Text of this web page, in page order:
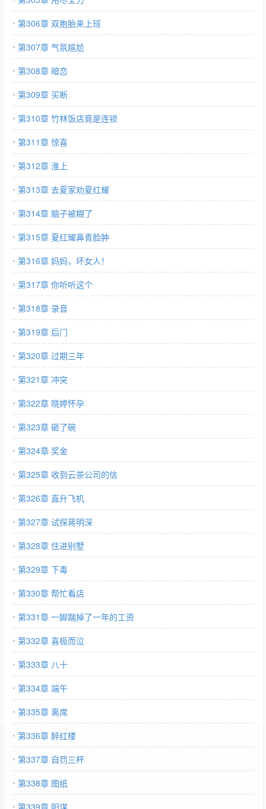
第306章 双胞胎来上班
第307章 气氛尴尬
第308章 暗恋
第309章 买断
第310章 竹林饭店竟是连锁
第311章 惊喜
第312章 淮上
第313章 去夏家劝夏红耀
第314章 脑子被糊了
第315章 夏红耀鼻青脸肿
第316章 妈妈，坏女人！
第317章 你听听这个
第318章 录音
第319章 后门
第320章 过期三年
第321章 冲突
第322章 晓婷怀孕
第323章 砸了碗
第324章 奖金
第325章 收到云茶公司的信
第326章 直升飞机
第327章 试探蒋明深
第328章 住进别墅
第329章 下毒
第330章 帮忙看店
第331章 一脚踹掉了一年的工资
第332章 喜极而泣
第333章 八十
第334章 端午
第335章 离席
第336章 醉红楼
第337章 自罚三杯
第338章 图纸
第339章 阳谋